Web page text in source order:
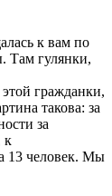
к вам по
Там гулянки,
гражданки,
такова: за
за
к
13 человек. Мы